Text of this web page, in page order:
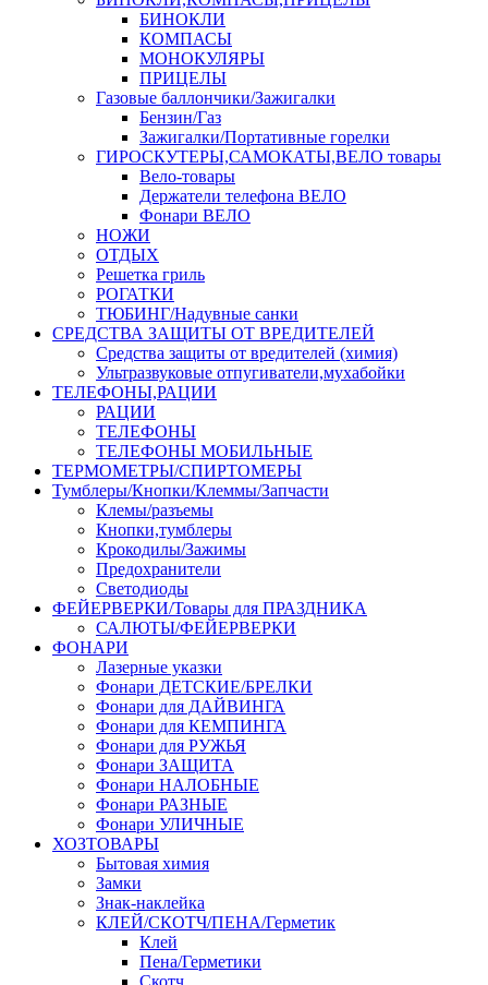
БИНОКЛИ
КОМПАСЫ
МОНОКУЛЯРЫ
ПРИЦЕЛЫ
Газовые баллончики/Зажигалки
Бензин/Газ
Зажигалки/Портативные горелки
ГИРОСКУТЕРЫ,САМОКАТЫ,ВЕЛО товары
Вело-товары
Держатели телефона ВЕЛО
Фонари ВЕЛО
НОЖИ
ОТДЫХ
Решетка гриль
РОГАТКИ
ТЮБИНГ/Надувные санки
СРЕДСТВА ЗАЩИТЫ ОТ ВРЕДИТЕЛЕЙ
Средства защиты от вредителей (химия)
Ультразвуковые отпугиватели,мухабойки
ТЕЛЕФОНЫ,РАЦИИ
РАЦИИ
ТЕЛЕФОНЫ
ТЕЛЕФОНЫ МОБИЛЬНЫЕ
ТЕРМОМЕТРЫ/СПИРТОМЕРЫ
Тумблеры/Кнопки/Клеммы/Запчасти
Клемы/разъемы
Кнопки,тумблеры
Крокодилы/Зажимы
Предохранители
Светодиоды
ФЕЙЕРВЕРКИ/Товары для ПРАЗДНИКА
САЛЮТЫ/ФЕЙЕРВЕРКИ
ФОНАРИ
Лазерные указки
Фонари ДЕТСКИЕ/БРЕЛКИ
Фонари для ДАЙВИНГА
Фонари для КЕМПИНГА
Фонари для РУЖЬЯ
Фонари ЗАЩИТА
Фонари НАЛОБНЫЕ
Фонари РАЗНЫЕ
Фонари УЛИЧНЫЕ
ХОЗТОВАРЫ
Бытовая химия
Замки
Знак-наклейка
КЛЕЙ/СКОТЧ/ПЕНА/Герметик
Клей
Пена/Герметики
Скотч